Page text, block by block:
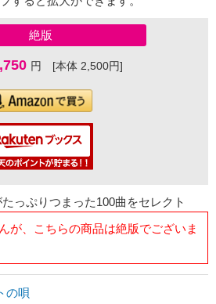
絶版
円 [本体 2,500円]
っぷりつまった100曲をセレクト
が、こちらの商品は絶版でございま
の唄